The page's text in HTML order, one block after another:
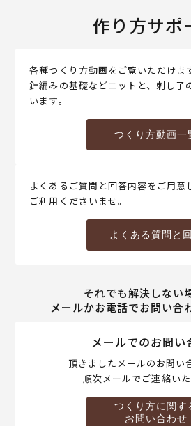
作り方サポ
各種つくり方動画をご覧いただけま
針編みの基礎などニットと、刺し子
います。
つくり方動画一
よくあるご質問と回答内容をご用意
ご利用くださいませ。
よくある質問と
それでも解決しない
メールかお電話でお問い合
メールでのお問い
頂きましたメールのお問い
順次メールでご連絡いた
つくり方に関す
お問い合わせ